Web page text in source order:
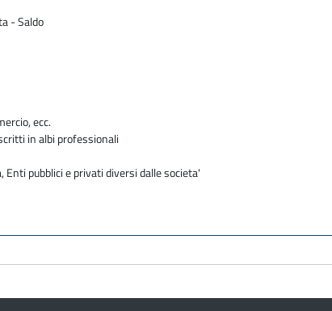
- Saldo
ecc.
in albi professionali
Enti pubblici e privati diversi dalle societa'